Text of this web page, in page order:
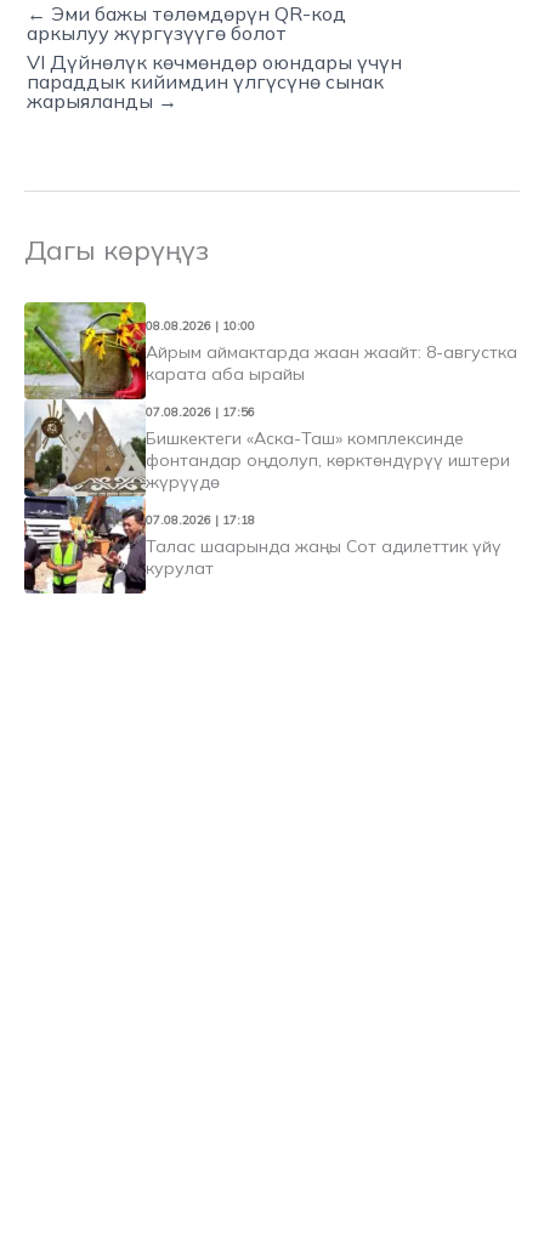
← Эми бажы төлөмдөрүн QR-код
аркылуу жүргүзүүгө болот
VI Дүйнөлүк көчмөндөр оюндары үчүн
параддык кийимдин үлгүсүнө сынак
жарыяланды →
Дагы көрүңүз
08.08.2026 | 10:00
Айрым аймактарда жаан жаайт: 8-августка
карата аба ырайы
07.08.2026 | 17:56
Бишкектеги «Аска-Таш» комплексинде
фонтандар оңдолуп, көрктөндүрүү иштери
жүрүүдө
07.08.2026 | 17:18
Талас шаарында жаңы Сот адилеттик үйү
курулат